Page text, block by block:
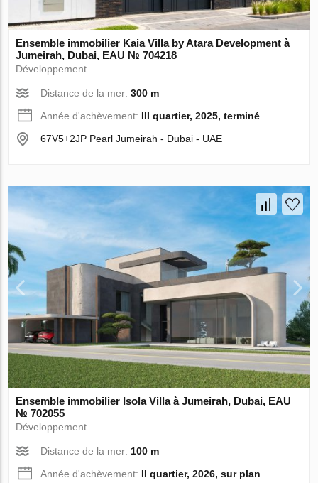
Ensemble immobilier Kaia Villa by Atara Development à
Jumeirah, Dubai, EAU № 704218
Développement
Distance de la mer:300 m
Année d'achèvement: III quartier, 2025, terminé
67V5+2JP Pearl Jumeirah - Dubai - UAE
Ensemble immobilier Isola Villa à Jumeirah, Dubai, EAU
№ 702055
Développement
Distance de la mer: 100 m
Année d'achèvement: II quartier, 2026, sur plan